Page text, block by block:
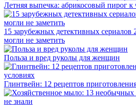
Летняя выпечка: абрикосовый пирог к
15 зарубежных детективных сериалов
могли не заметить
Польза и вред руколы для женщин
Глинтвейн: 12 рецептов